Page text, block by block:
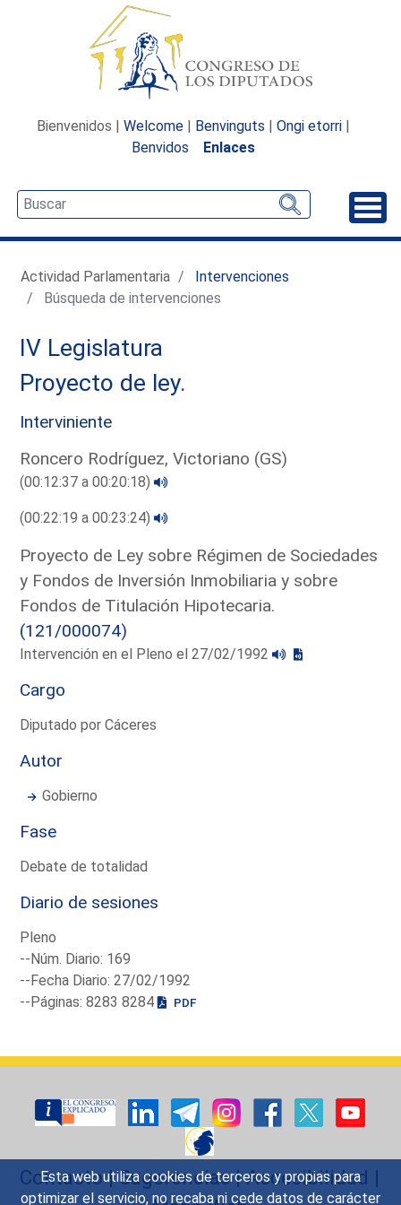
Esta web utiliza cookies de terceros y propias para
optimizar el servicio, no recaba ni cede datos de carácter
Bienvenidos | Welcome | Benvinguts | Ongi etorri |
Benvidos
Enlaces
Actividad Parlamentaria
Intervenciones
Búsqueda de intervenciones
IV Legislatura
Proyecto de ley.
Interviniente
Roncero Rodríguez, Victoriano (GS)
(00:12:37 a 00:20:18)
(00:22:19 a 00:23:24)
Proyecto de Ley sobre Régimen de Sociedades
y Fondos de Inversión Inmobiliaria y sobre
Fondos de Titulación Hipotecaria.
(121/000074)
Intervención en el Pleno el 27/02/1992
Cargo
Diputado por Cáceres
Autor
Gobierno
Fase
Debate de totalidad
Diario de sesiones
Pleno
--Núm. Diario: 169
--Fecha Diario: 27/02/1992
--Páginas: 8283 8284
PDF
Contacto|Sugerencias|Accesibilidad |